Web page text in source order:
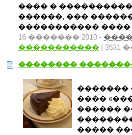
���� �
������, ���
����������� ����
16 ������� 2010 -
����������� |
��������
�������
����
������
�����